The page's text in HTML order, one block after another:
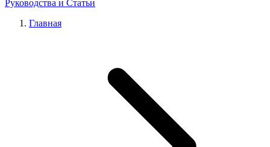
Руководства и Статьи
Главная